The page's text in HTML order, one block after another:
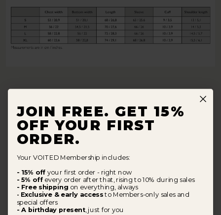
JOIN FREE. GET 15%
OFF YOUR FIRST
ORDER.
Your VOITED Membership includes:
- 15% off your first order - right now
- 5% offevery order after that, rising to 10% during sales
- Free shipping on everything, always
- Exclusive & early accessto Members-only sales and
special offers
- A birthday present, just for you